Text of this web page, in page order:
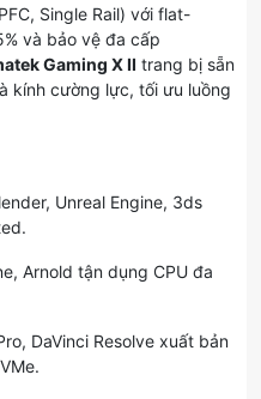
Single Rail) với flat-
và bảo vệ đa cấp
Gaming X II trang bị sẵn
kính cường lực, tối ưu luồng
Unreal Engine, 3ds
Arnold tận dụng CPU đa
DaVinci Resolve xuất bản